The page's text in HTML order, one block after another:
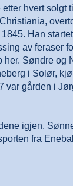
hvert solgt
Han
av feraser
her. Søndre og
i Solør,
var gården i
igjen.
fra